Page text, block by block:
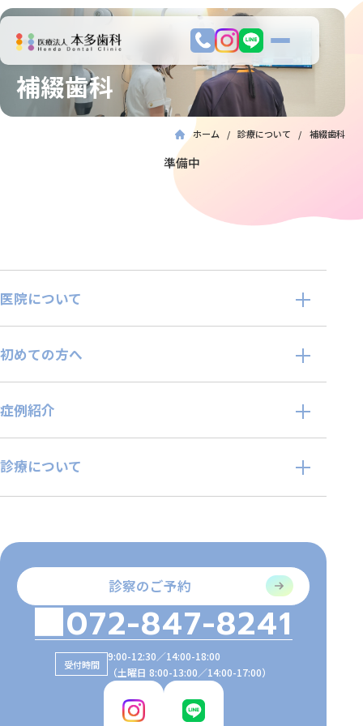
補綴歯科
ホーム 診療について 補綴歯科
準備中
医院について
初めての方へ
症例紹介
診療について
診察のご予約
072-847-8241
受付時間
9:00-12:30／14:00-18:00
（土曜日 8:00-13:00／14:00-17:00）